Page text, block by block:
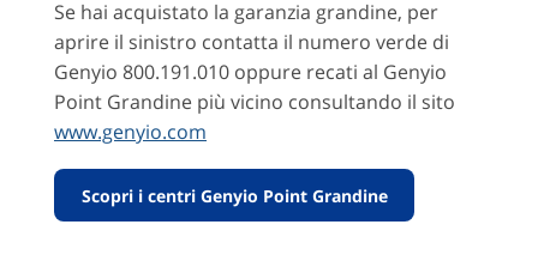
Se hai acquistato la garanzia grandine, per
aprire il sinistro contatta il numero verde di
Genyio 800.191.010 oppure recati al Genyio
Point Grandine più vicino consultando il sito
www.genyio.com
Scopri i centri Genyio Point Grandine